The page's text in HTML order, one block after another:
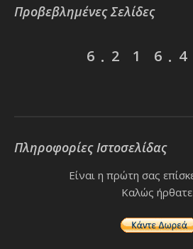
Προβεβλημένες Σελίδες
6 . 2 1 6 . 4
Πληροφορίες Ιστοσελίδας
Είναι η πρώτη σας
Καλώς ήρθατε